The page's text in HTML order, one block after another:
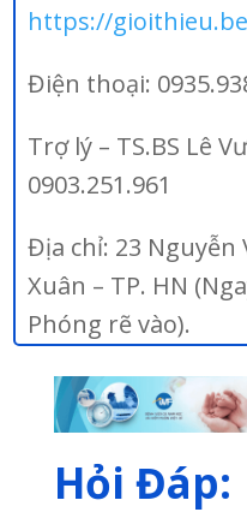
https://
Điện thoại:
Trợ lý – TS.BS Lê
0903.251.961
Địa chỉ: 23 Nguyễn
Xuân – TP. HN
Phóng rẽ vào).
Hỏi Đáp: